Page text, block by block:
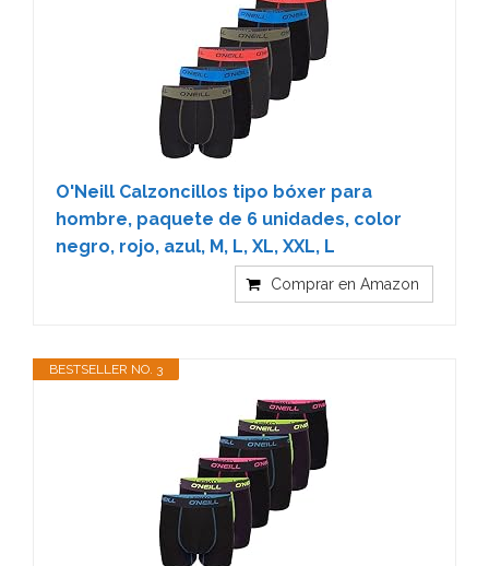
O'Neill Calzoncillos tipo bóxer para
hombre, paquete de 6 unidades, color
negro, rojo, azul, M, L, XL, XXL, L
Comprar en Amazon
BESTSELLER NO. 3